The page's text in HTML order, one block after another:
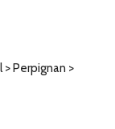
> Perpignan >